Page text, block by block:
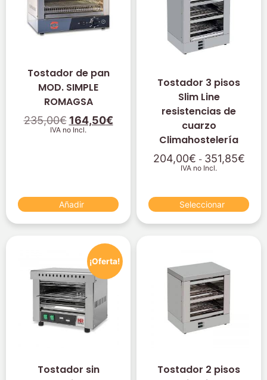
Tostador de pan
MOD. SIMPLE
ROMAGSA
235,00€ 164,50€
IVA no Incl.
Añadir
Tostador 3 pisos
Slim Line
resistencias de
cuarzo
Climahostelería
204,00€ - 351,85€
IVA no Incl.
Seleccionar
¡Oferta!
Tostador sin
Tostador 2 pisos